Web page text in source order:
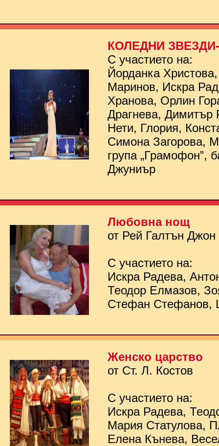
КОЛЕДНИ ЗВЕЗДИ-
С участието на:
Йорданка
Маринов, Искра
Хранова, Орлин
Драгнева, Димитър
Нети, Глория,
Симона Загорова,
група „Грамофон”,
Джуниър
Любовна нощ
от Рей Галтън Джон
С участието на:
Искра Радева,
Теодор Елмазов,
Стефан Стефанов,
Женско царство
от Ст. Л. Костов
С участието на:
Искра Радева,
Мария Статулова,
Елена Кънева,